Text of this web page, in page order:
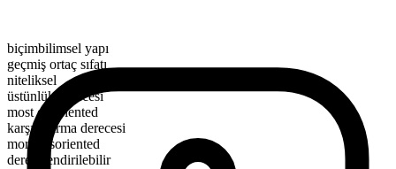
biçimbilimsel yapı
geçmiş ortaç sıfatı
niteliksel
üstünlük derecesi
most disoriented
karşılaştırma derecesi
more disoriented
derecelendirilebilir